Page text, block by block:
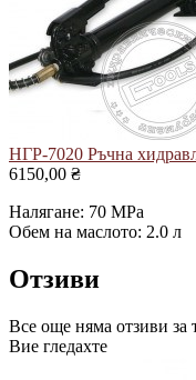
НГР-7020 Ръчна
6150,00 ₴
Налягане: 70 MPa
Обем на маслото: 2.0 л
Отзиви
Все още няма отзиви за
Вие гледахте